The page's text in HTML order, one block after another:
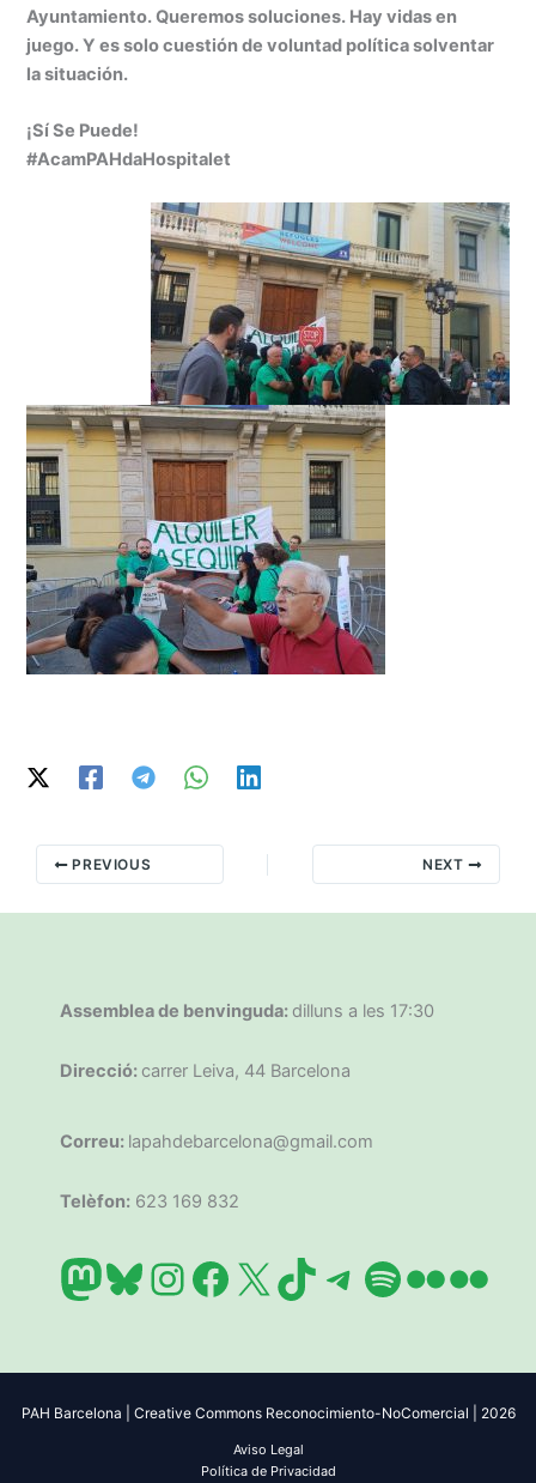
Ayuntamiento. Queremos soluciones. Hay vidas en
juego. Y es solo cuestión de voluntad política solventar
la situación.
¡Sí Se Puede!
#AcamPAHdaHospitalet
PREVIOUS NEXT
Assemblea de benvinguda: dilluns a les 17:30
Direcció: carrer Leiva, 44 Barcelona
Correu: lapahdebarcelona@gmail.com
Telèfon: 623 169 832
Mastodon
Bluesky
Instagram
Facebook
X TikTok
Telegram
Spotify
Flickr
PAH Barcelona | Creative Commons Reconocimiento-NoComercial | 2026
Aviso Legal
Política de Privacidad